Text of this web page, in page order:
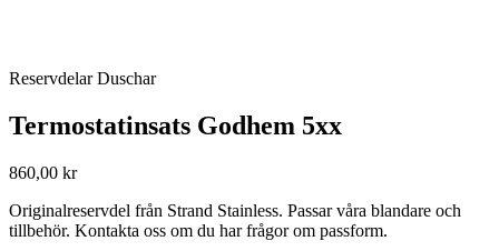
Reservdelar Duschar
Termostatinsats Godhem 5xx
860,00 kr
Originalreservdel från Strand Stainless. Passar våra blandare och
tillbehör. Kontakta oss om du har frågor om passform.